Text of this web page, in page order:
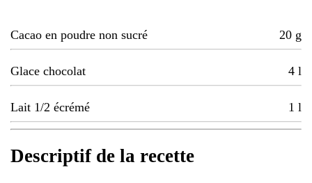
Cacao en poudre non sucré 20 g
Glace chocolat 4 l
Lait 1/2 écrémé 1 l
Descriptif de la recette